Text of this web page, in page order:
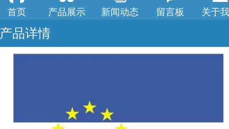
首页 产品展示 新闻动态 留言板 关于
产品详情